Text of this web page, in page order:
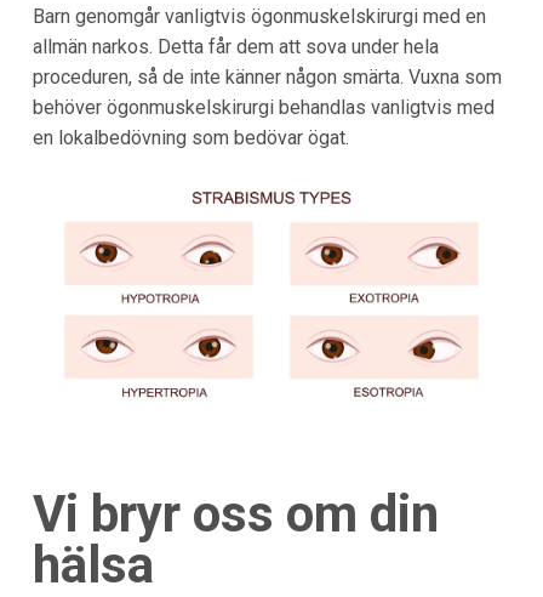
Barn genomgår vanligtvis ögonmuskelskirurgi med en
allmän narkos. Detta får dem att sova under hela
proceduren, så de inte känner någon smärta. Vuxna som
behöver ögonmuskelskirurgi behandlas vanligtvis med
en lokalbedövning som bedövar ögat.
Vi bryr oss om din
hälsa